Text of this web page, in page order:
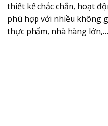
thiết kế chắc chắn, hoạt
phù hợp với nhiều không
thực phẩm, nhà hàng lớn,…